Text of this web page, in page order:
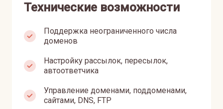
Технические возможности
Поддержка неограниченного числа
доменов
Настройку рассылок, пересылок,
автоответчика
Управление доменами, поддоменами,
сайтами, DNS, FTP